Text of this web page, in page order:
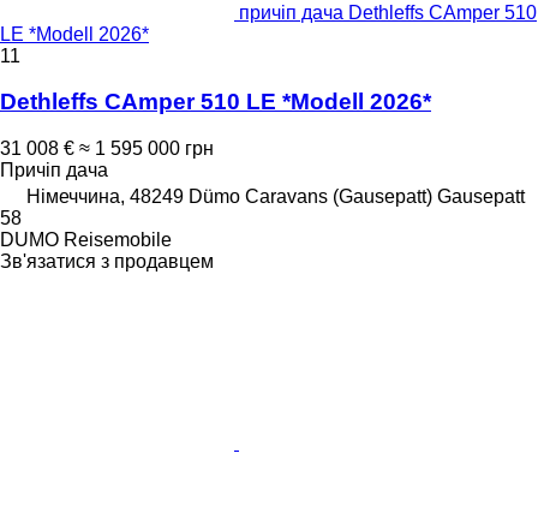
причіп дача Dethleffs CAmper 510
LE *Modell 2026*
11
Dethleffs CAmper 510 LE *Modell 2026*
31 008 € ≈ 1 595 000 грн
Причіп дача
Німеччина, 48249 Dümo Caravans (Gausepatt) Gausepatt
58
DUMO Reisemobile
Зв'язатися з продавцем